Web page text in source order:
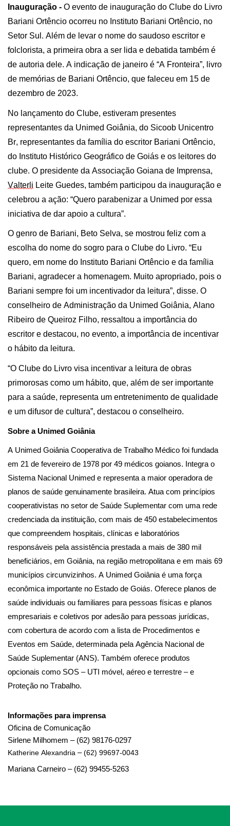
Inauguração - O evento de inauguração do Clube do Livro
Bariani Ortêncio ocorreu no Instituto Bariani Ortêncio, no
Setor Sul . Além de levar o nome do saudoso escritor e
folclorista, a primeira obra a ser lida e debatida também é
de autoria dele. A indicação de janeiro é “A Fronteira”, livro
de memórias de Bariani Ortêncio, que faleceu em 15 de
dezembro de 2023.
No lançamento do C lube, estiveram presentes
representantes da Unimed Goiânia, do Sicoob Unicentro
Br, representantes da família do escritor Bariani Ortêncio,
do Instituto Histórico Geográfico de Goiás e os leitores do
clube. O presidente da Associação Goiana de Imprensa,
Valterli Leite Guedes, também participou da inauguração e
celebrou a ação: “Quero parabenizar a Unimed por essa
iniciativa de dar apoio a cultura”.
O genro de Bariani, Beto Selva, se mostrou feliz com a
escolha do nome do sogro para o Clube do Livro. “Eu
quero, em nome do Instituto Bariani Ortêncio e da família
Bariani, agradecer a homenagem. Muito apropriado, pois o
Bariani sempre foi um incentivador da leitura”, disse. O
conselheiro de Administração da Unimed Goiânia, Alano
Ribeiro de Queiroz Filho, ressaltou a importância do
escritor e destacou, no evento, a importância de incentivar
o hábito da leitura.
“O Clube do Livro visa incentivar a leitura de obras
primorosas como um hábito, que, além de ser importante
para a saúde, representa um entretenimento de qualidade
e um difusor de cultura”, destacou o conselheiro.
Sobre a Unimed Goiânia
A Unimed Goiânia Cooperativa de Trabalho Médico foi fundada
em 21 de fevereiro de 1978 por 49 médicos goianos. Integra o
Sistema Nacional Unimed e representa a maior operadora de
planos de saúde genuinamente brasileira. Atua com princípios
cooperativistas no setor de Saúde Suplementar com uma rede
credenciada da instituição, com mais de 450 estabelecimentos
que compreendem hospitais, clínicas e laboratórios
responsáveis pela assistência prestada a mais de 380 mil
beneficiários, em Goiânia, na região metropolitana e em mais 69
municípios circunvizinhos. A Unimed Goiânia é uma força
econômica importante no Estado de Goiás. Oferece planos de
saúde individuais ou familiares para pessoas físicas e planos
empresariais e coletivos por adesão para pessoas jurídicas,
com cobertura de acordo com a lista de Procedimentos e
Eventos em Saúde, determinada pela Agência Nacional de
Saúde Suplementar (ANS). Também oferece produtos
opcionais como SOS – UTI móvel, aéreo e terrestre – e
Proteção no Trabalho.
Informações para imprensa
Oficina de Comunicação
Sirlene Milhomem – (62) 98176-0297
Katherine Alexandria –(62) 99697-0043
Mariana Carneiro – (62) 99455-5263